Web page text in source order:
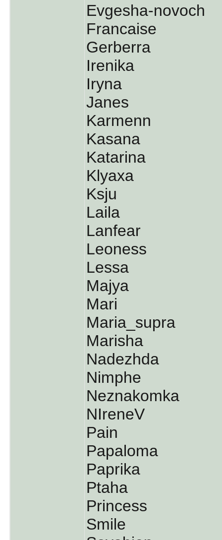
Evgesha-novoch
Francaise
Gerberra
Irenika
Iryna
Janes
Karmenn
Kasana
Katarina
Klyaxa
Ksju
Laila
Lanfear
Leoness
Lessa
Majya
Mari
Maria_supra
Marisha
Nadezhda
Nimphe
Neznakomka
NIreneV
Pain
Papaloma
Paprika
Ptaha
Princess
Smile